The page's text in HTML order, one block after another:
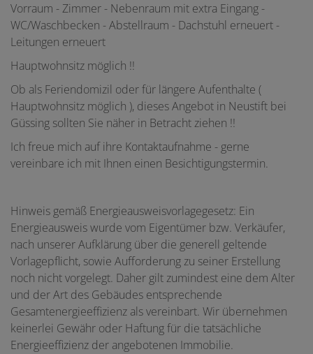
Vorraum - Zimmer - Nebenraum mit extra Eingang -
WC/Waschbecken - Abstellraum - Dachstuhl erneuert -
Leitungen erneuert
Hauptwohnsitz möglich !!
Ob als Feriendomizil oder für längere Aufenthalte (
Hauptwohnsitz möglich ), dieses Angebot in Neustift bei
Güssing sollten Sie näher in Betracht ziehen !!
Ich freue mich auf ihre Kontaktaufnahme - gerne
vereinbare ich mit Ihnen einen Besichtigungstermin.
Hinweis gemäß Energieausweisvorlagegesetz: Ein
Energieausweis wurde vom Eigentümer bzw. Verkäufer,
nach unserer Aufklärung über die generell geltende
Vorlagepflicht, sowie Aufforderung zu seiner Erstellung
noch nicht vorgelegt. Daher gilt zumindest eine dem Alter
und der Art des Gebäudes entsprechende
Gesamtenergieeffizienz als vereinbart. Wir übernehmen
keinerlei Gewähr oder Haftung für die tatsächliche
Energieeffizienz der angebotenen Immobilie.